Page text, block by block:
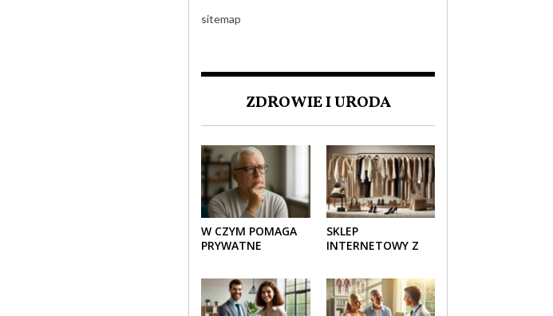
sitemap
ZDROWIE I URODA
W CZYM POMAGA
PRYWATNE
SENIOROM?
SKLEP
INTERNETOWY Z
KLASYKA, SZYK I
NOWOCZESNOŚĆ